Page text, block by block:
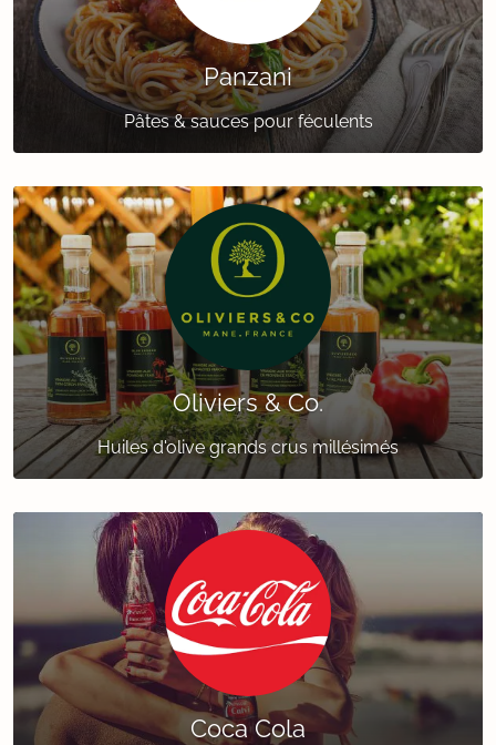
Panzani
Pâtes & sauces pour féculents
Oliviers & Co.
Huiles d'olive grands crus millésimés
Coca Cola